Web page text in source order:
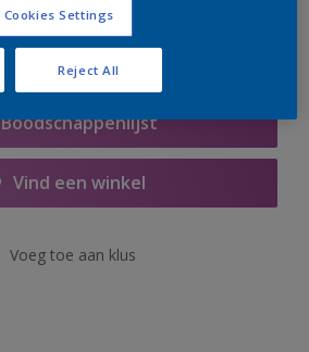
Boodschappenlijst
Vind een winkel
Voeg toe aan klus
Cookies Settings
Reject All